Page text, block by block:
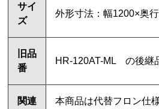
サイ
ズ
外形寸法：幅1200×奥
旧品
番
HR-120AT-ML の後
関連
本商品は代替フロン仕